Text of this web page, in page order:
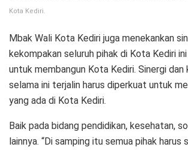
Kota Kediri.
Mbak Wali Kota Kediri juga menekankan
kekompakan seluruh pihak di Kota Kediri
untuk membangun Kota Kediri. Sinergi dan
selama ini terjalin harus diperkuat untuk
yang ada di Kota Kediri.
Baik pada bidang pendidikan, kesehatan,
lainnya. “Di samping itu semua pihak harus